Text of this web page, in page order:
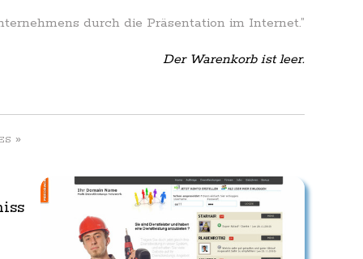
durch die Präsentation im Internet.”
Der Warenkorb ist leer.
»